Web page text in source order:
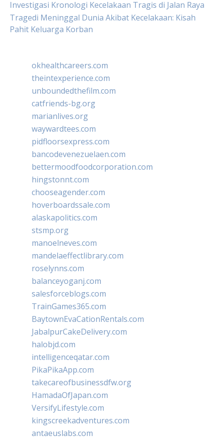
Investigasi Kronologi Kecelakaan Tragis di Jalan Raya
Tragedi Meninggal Dunia Akibat Kecelakaan: Kisah
Pahit Keluarga Korban
okhealthcareers.com
theintexperience.com
unboundedthefilm.com
catfriends-bg.org
marianlives.org
waywardtees.com
pidfloorsexpress.com
bancodevenezuelaen.com
bettermoodfoodcorporation.com
hingstonnt.com
chooseagender.com
hoverboardssale.com
alaskapolitics.com
stsmp.org
manoelneves.com
mandelaeffectlibrary.com
roselynns.com
balanceyoganj.com
salesforceblogs.com
TrainGames365.com
BaytownEvaCationRentals.com
JabalpurCakeDelivery.com
halobjd.com
intelligenceqatar.com
PikaPikaApp.com
takecareofbusinessdfw.org
HamadaOfJapan.com
VersifyLifestyle.com
kingscreekadventures.com
antaeuslabs.com